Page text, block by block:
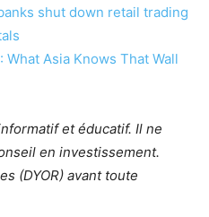
shut down retail trading
What Asia Knows That Wall
et éducatif. Il ne
en investissement.
(DYOR) avant toute